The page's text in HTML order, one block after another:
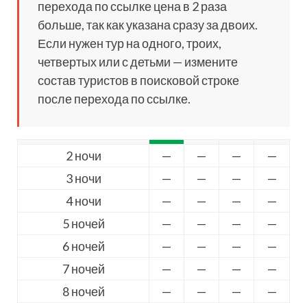
перехода по ссылке цена в 2 раза
больше, так как указана сразу за двоих.
Если нужен тур на одного, троих,
четвертых или с детьми — измените
состав туристов в поисковой строке
после перехода по ссылке.
2 ночи — — —
—
3 ночи
— — —
—
4 ночи
— — —
—
5 ночей
— — —
—
6 ночей
— — —
—
7 ночей
— — —
—
8 ночей
— — —
—